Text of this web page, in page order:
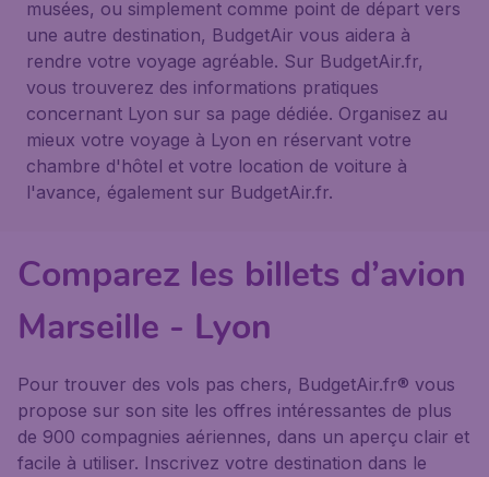
musées, ou simplement comme point de départ vers
une autre destination, BudgetAir vous aidera à
rendre votre voyage agréable. Sur BudgetAir.fr,
vous trouverez des informations pratiques
concernant Lyon sur sa page dédiée. Organisez au
mieux votre voyage à Lyon en réservant votre
chambre d'hôtel et votre location de voiture à
l'avance, également sur BudgetAir.fr.
Comparez les billets d’avion
Marseille - Lyon
Pour trouver des vols pas chers, BudgetAir.fr® vous
propose sur son site les offres intéressantes de plus
de 900 compagnies aériennes, dans un aperçu clair et
facile à utiliser. Inscrivez votre destination dans le